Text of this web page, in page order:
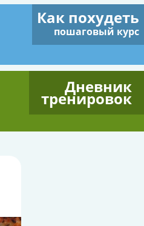
Как похудеть
пошаговый курс
Дневник
тренировок